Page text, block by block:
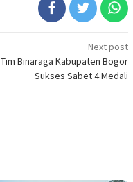
Next post
Tim Binaraga Kabupaten Bogor
Sukses Sabet 4 Medali